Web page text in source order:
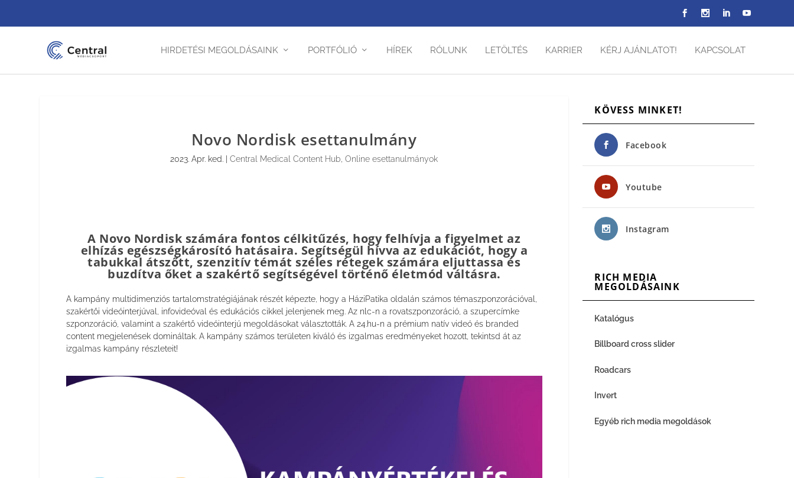
HIRDETÉSI MEGOLDÁSAINK PORTFÓLIÓ HÍREK RÓLUNK LETÖLTÉS KARRIER KÉRJ AJÁNLATOT! KAPCSOLAT
Novo Nordisk esettanulmány
2023. Apr. ked. |Central Medical Content Hub ,Online esettanulmányok
A Novo Nordisk számára fontos célkitűzés, hogy felhívja a figyelmet az
elhízás egészségkárosító hatásaira. Segítségül hívva az edukációt, hogy a
tabukkal átszőtt, szenzitív témát széles rétegek számára eljuttassa és
buzdítva őket a szakértő segítségével történő életmód váltásra.
A kampány multidimenziós tartalomstratégiájának részét képezte, hogy a HáziPatika oldalán számos témaszponzorációval,
szakértői videóinterjúval, infovideóval és edukációs cikkel jelenjenek meg. Az nlc-n a rovatszponzoráció, a szupercímke
szponzoráció, valamint a szakértő videóinterjú megoldásokat választották. A 24.hu-n a prémium natív videó és branded
content megjelenések domináltak. A kampány számos területen kiváló és izgalmas eredményeket hozott, tekintsd át az
izgalmas kampány részleteit!
KÖVESS MINKET!
Facebook
Youtube
Instagram
RICH MEDIA
MEGOLDÁSAINK
Katalógus
Billboard cross slider
Roadcars
Invert
Egyéb rich media megoldások